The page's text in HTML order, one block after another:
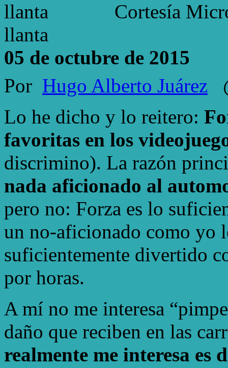
Cortesía
llanta
05 de octubre de 2015
Por Hugo Alberto Juárez
Lo he dicho y lo reitero:
favoritas en los
discrimino). La razón
nada aficionado al
pero no: Forza es lo
un no-aficionado como yo
suficientemente divertido
por horas.
A mí no me interesa
daño que reciben en las
realmente me interesa es